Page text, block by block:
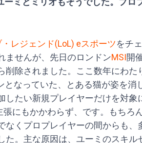
レジェンド(LoL) eスポーツをチ
ませんが、先日のロンドンMSI開
削除されました。ここ数年にわた
となっていた、とある猫が姿を消
したい新規プレイヤーだけを対象
にもかかわらず、です。もちろ
なくプロプレイヤーの間からも、
た。主な原因は、ユーミのスキル